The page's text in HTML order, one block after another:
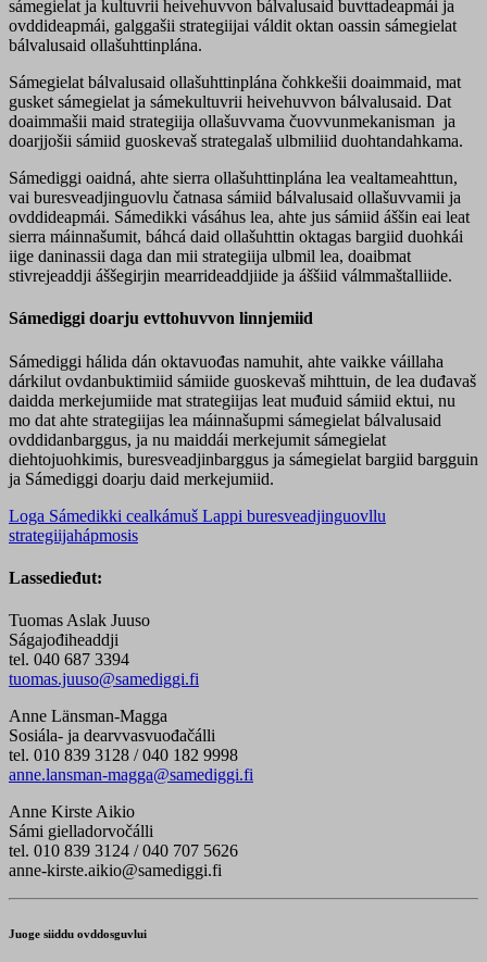
sámegielat ja kultuvrii heivehuvvon bálvalusaid buvttadeapmái ja
ovddideapmái, galggašii strategiijai váldit oktan oassin sámegielat
bálvalusaid ollašuhttinplána.
Sámegielat bálvalusaid ollašuhttinplána čohkkešii doaimmaid, mat
gusket sámegielat ja sámekultuvrii heivehuvvon bálvalusaid. Dat
doaimmašii maid strategiija ollašuvvama čuovvunmekanisman ja
doarjjošii sámiid guoskevaš strategalaš ulbmiliid duohtandahkama.
Sámediggi oaidná, ahte sierra ollašuhttinplána lea vealtameahttun,
vai buresveadjinguovlu čatnasa sámiid bálvalusaid ollašuvvamii ja
ovddideapmái. Sámedikki vásáhus lea, ahte jus sámiid áššin eai leat
sierra máinnašumit, báhcá daid ollašuhttin oktagas bargiid duohkái
iige daninassii daga dan mii strategiija ulbmil lea, doaibmat
stivrejeaddji áššegirjin mearrideaddjiide ja áššiid válmmaštalliide.
Sámediggi doarju evttohuvvon linnjemiid
Sámediggi hálida dán oktavuođas namuhit, ahte vaikke váillaha
dárkilut ovdanbuktimiid sámiide guoskevaš mihttuin, de lea duđavaš
daidda merkejumiide mat strategiijas leat muđuid sámiid ektui, nu
mo dat ahte strategiijas lea máinnašupmi sámegielat bálvalusaid
ovddidanbarggus, ja nu maiddái merkejumit sámegielat
diehtojuohkimis, buresveadjinbarggus ja sámegielat bargiid bargguin
ja Sámediggi doarju daid merkejumiid.
Loga Sámedikki cealkámuš Lappi buresveadjinguovllu
strategiijahápmosis
Lassedieđut:
Tuomas Aslak Juuso
Ságajođiheaddji
tel. 040 687 3394
tuomas.juuso@samediggi.fi
Anne Länsman-Magga
Sosiála- ja dearvvasvuođačálli
tel. 010 839 3128 / 040 182 9998
anne.lansman-magga@samediggi.fi
Anne Kirste Aikio
Sámi gielladorvočálli
tel. 010 839 3124 / 040 707 5626
anne-kirste.aikio@samediggi.fi
Juoge siiddu ovddosguvlui